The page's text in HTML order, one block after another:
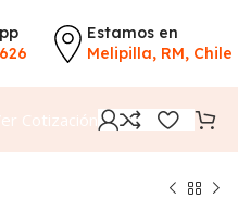
Estamos en
Melipilla, RM, Chile
Cotización